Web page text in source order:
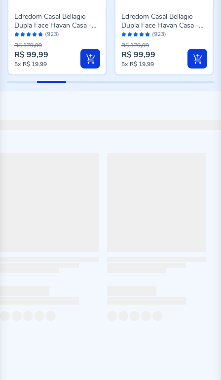
Avaliação:
96%
(923)
Edredom Casal Bellagio
Dupla Face Havan Casa -
Jade Floral Azul
Preço
especial
R$ 99,99
R$ 179,99
5x R$ 19,99
Avaliação:
96%
(923)
Edredom Casal Bellagio
Dupla Face Havan Casa -
Caio Geo Azul
Preço
especial
R$ 99,99
R$ 179,99
5x R$ 19,99